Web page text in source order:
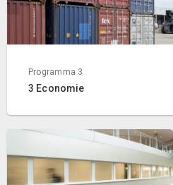
Programma 3
3 Economie